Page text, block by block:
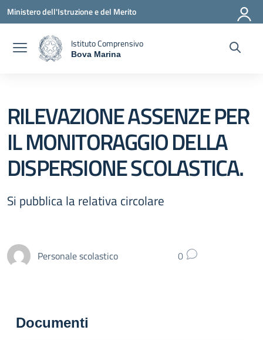
Vai ai contenuti
Vai al menu di navigazione
Vai al footer
Ministero dell'Istruzione e del Merito
Istituto Comprensivo
Bova Marina
RILEVAZIONE ASSENZE PER
IL MONITORAGGIO DELLA
DISPERSIONE SCOLASTICA.
Si pubblica la relativa circolare
Personale scolastico 0
Documenti